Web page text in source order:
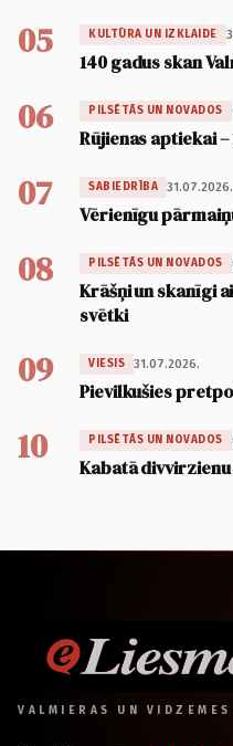
05 KULTŪRA UN IZKLAIDE
140 gadus skan
06 PILSĒTĀS UN NOVADOS
Rūjienas aptiekai –
07 SABIEDRĪBA 31.07.2026.
Vērienīgu
08 PILSĒTĀS UN NOVADOS
Krāšņi un skanīgi
svētki
09 VIESIS 31.07.2026.
Pievilkušies
10 PILSĒTĀS UN NOVADOS
Kabatā
VALMIERAS UN